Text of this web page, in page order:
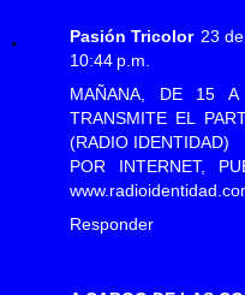
Pasión Tricolor 23
10:44 p.m.
MAÑANA, DE 15 A
TRANSMITE EL
(RADIO IDENTIDAD)
POR INTERNET,
Responder